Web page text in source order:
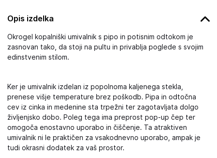
Opis izdelka
Okrogel kopalniški umivalnik s pipo in potisnim odtokom je
zasnovan tako, da stoji na pultu in privablja poglede s svojim
edinstvenim stilom.
Ker je umivalnik izdelan iz popolnoma kaljenega stekla,
prenese višje temperature brez poškodb. Pipa in odtočna
cev iz cinka in medenine sta trpežni ter zagotavljata dolgo
življenjsko dobo. Poleg tega ima preprost pop-up čep ter
omogoča enostavno uporabo in čiščenje. Ta atraktiven
umivalnik ni le praktičen za vsakodnevno uporabo, ampak je
tudi okrasni dodatek za vaš prostor.